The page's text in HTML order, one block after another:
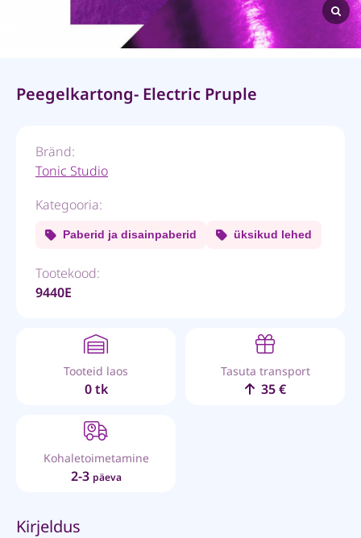
Peegelkartong- Electric Pruple
Bränd:
Tonic Studio
Kategooria:
Paberid ja disainpaberid üksikud lehed
Tootekood:
9440E
Tooteid laos
0 tk
Tasuta transport
35 €
Kohaletoimetamine
2-3 päeva
Kirjeldus